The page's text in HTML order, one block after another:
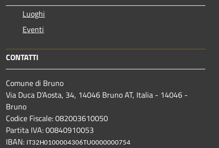
Luoghi
Eventi
CONTATTI
Comune di Bruno
Via Duca D'Aosta, 34, 14046 Bruno AT, Italia - 14046 -
Bruno
Codice Fiscale: 082003610050
Partita IVA: 00840910053
IBAN: IT32H0100004306TU0000000754